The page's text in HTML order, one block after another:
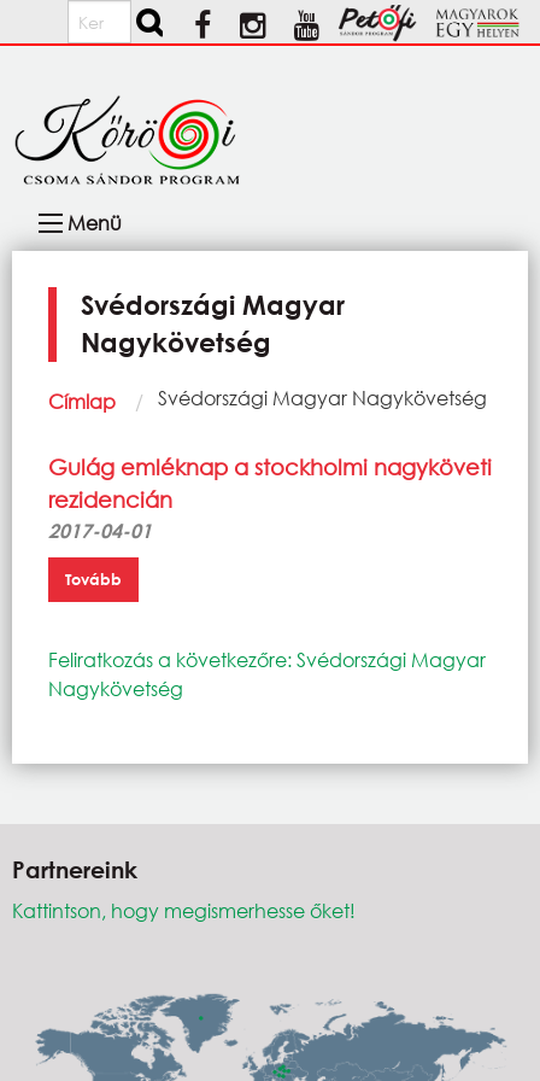
Ugrás a tartalomra
Keresés
navigáció
Menü
Svédországi Magyar
Nagykövetség
Morzsa
Címlap Current:
Svédországi Magyar Nagykövetség
Gulág emléknap a stockholmi nagyköveti
rezidencián
2017-04-01
Tovább
Feliratkozás a következőre: Svédországi Magyar
Nagykövetség
Partnereink
Kattintson, hogy megismerhesse őket!